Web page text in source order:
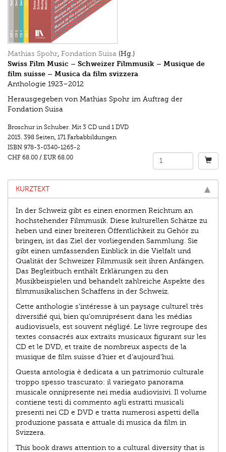
Mathias Spohr Fondation Suisa (Hg.)
Swiss Film Music – Schweizer Filmmusik – Musique de
film suisse – Musica da film svizzera
Anthologie 1923–2012
Herausgegeben von Mathias Spohr im Auftrag der
Fondation Suisa
Broschur in Schuber. Mit 3 CD und 1 DVD
2015. 398 Seiten 171 Farbabbildungen
ISBN 978-3-0340-1265-2
CHF 68.00 / EUR 68.00
KURZTEXT
In der Schweiz gibt es einen enormen Reichtum an
hochstehender Filmmusik. Diese kulturellen Schätze zu
heben und einer breiteren Öffentlichkeit zu Gehör zu
bringen, ist das Ziel der vorliegenden Sammlung. Sie
gibt einen umfassenden Einblick in die Vielfalt und
Qualität der Schweizer Filmmusik seit ihren Anfängen.
Das Begleitbuch enthält Erklärungen zu den
Musikbeispielen und behandelt zahlreiche Aspekte des
filmmusikalischen Schaffens in der Schweiz.
Cette anthologie s’intéresse à un paysage culturel très
diversifié qui, bien qu’omniprésent dans les médias
audiovisuels, est souvent négligé. Le livre regroupe des
textes consacrés aux extraits musicaux figurant sur les
CD et le DVD, et traite de nombreux aspects de la
musique de film suisse d’hier et d’aujourd’hui.
Questa antologia è dedicata a un patrimonio culturale
troppo spesso trascurato: il variegato panorama
musicale onnipresente nei media audiovisivi. Il volume
contiene testi di commento agli estratti musicali
presenti nei CD e DVD e tratta numerosi aspetti della
produzione passata e attuale di musica da film in
Svizzera.
This book draws attention to a cultural diversity that is